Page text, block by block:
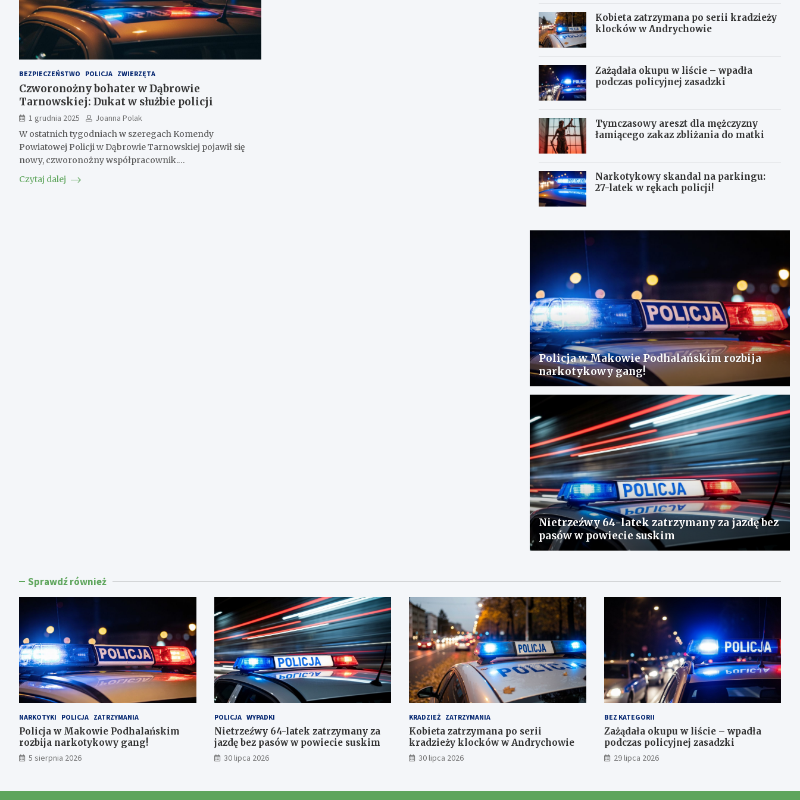
BEZPIECZEŃSTWO POLICJA ZWIERZĘTA
Czworonożny bohater w Dąbrowie
Tarnowskiej: Dukat w służbie policji
1 grudnia 2025
Joanna Polak
W ostatnich tygodniach w szeregach Komendy
Powiatowej Policji w Dąbrowie Tarnowskiej pojawił się
nowy, czworonożny współpracownik.…
Czytaj dalej
Kobieta zatrzymana po serii kradzieży
klocków w Andrychowie
Zażądała okupu w liście – wpadła
podczas policyjnej zasadzki
Tymczasowy areszt dla mężczyzny
łamiącego zakaz zbliżania do matki
Narkotykowy skandal na parkingu:
27-latek w rękach policji!
Policja w Makowie Podhalańskim rozbija
narkotykowy gang!
Nietrzeźwy 64-latek zatrzymany za jazdę bez
pasów w powiecie suskim
Sprawdź również
NARKOTYKI POLICJA ZATRZYMANIA
Policja w Makowie Podhalańskim
rozbija narkotykowy gang!
5 sierpnia 2026
POLICJA WYPADKI
Nietrzeźwy 64-latek zatrzymany za
jazdę bez pasów w powiecie suskim
30 lipca 2026
KRADZIEŻ ZATRZYMANIA
Kobieta zatrzymana po serii
kradzieży klocków w Andrychowie
30 lipca 2026
BEZ KATEGORII
Zażądała okupu w liście – wpadła
podczas policyjnej zasadzki
29 lipca 2026